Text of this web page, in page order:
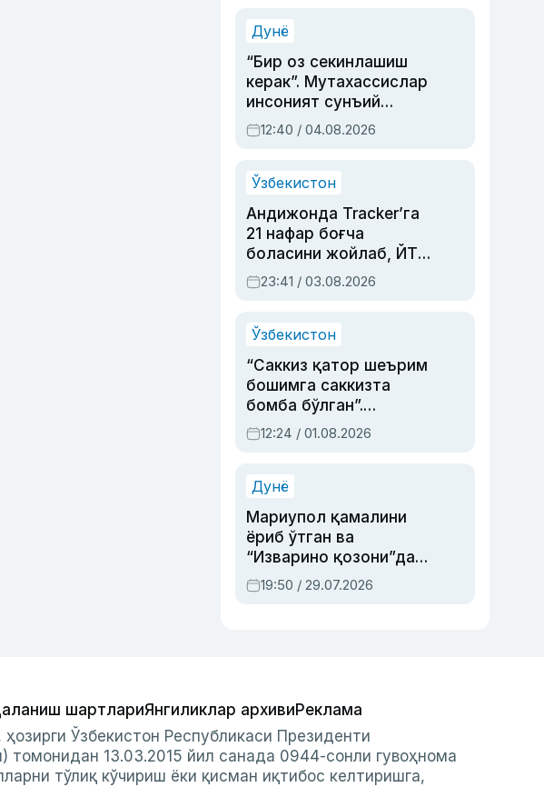
синовларга тўла ҳаёти
Дунё
“Бир оз секинлашиш
керак”. Мутахассислар
инсоният сунъий
интеллектни бошқара
олмай қолишидан
12:40 / 04.08.2026
Ўзбекистон
Андижонда Tracker’га
21 нафар боғча
боласини жойлаб, ЙТҲ
содир этган аёлга суд
ҳукми ўқилди
23:41 / 03.08.2026
Ўзбекистон
“Саккиз қатор шеърим
бошимга саккизта
бомба бўлган”.
Абдулла Ориповни
сиёсий айбловлардан
12:24 / 01.08.2026
Дунё
Мариупол қамалини
ёриб ўтган ва
“Изварино қозони”дан
чиққан қаҳрамон —
Украина армияси бош
19:50 / 29.07.2026
шартлариЯнгиликлар архивиРеклама
Ўзбекистон Республикаси Президенти
13.03.2015 йил санада 0944-сонли гувоҳнома
тўлиқ кўчириш ёки қисман иқтибос келтиришга,